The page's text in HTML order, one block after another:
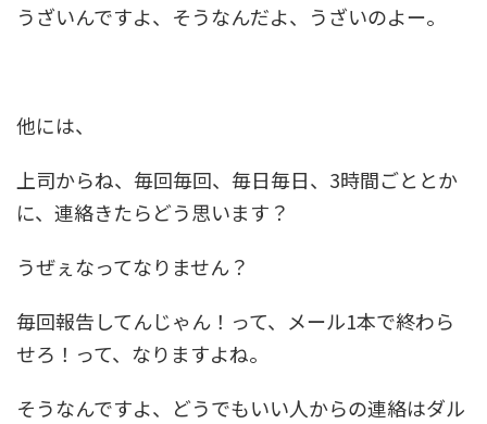
うざいんですよ、そうなんだよ、うざいのよー。
他には、
上司からね、毎回毎回、毎日毎日、3時間ごととか
に、連絡きたらどう思います？
うぜぇなってなりません？
毎回報告してんじゃん！って、メール1本で終わら
せろ！って、なりますよね。
そうなんですよ、どうでもいい人からの連絡はダル